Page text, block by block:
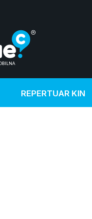
REPERTUAR KIN